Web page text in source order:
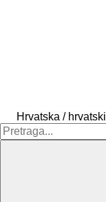
Hrvatska / hrvatski